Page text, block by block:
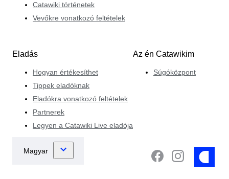
Catawiki történetek
Vevőkre vonatkozó feltételek
Eladás
Hogyan értékesíthet
Tippek eladóknak
Eladókra vonatkozó feltételek
Partnerek
Legyen a Catawiki Live eladója
Az én Catawikim
Súgóközpont